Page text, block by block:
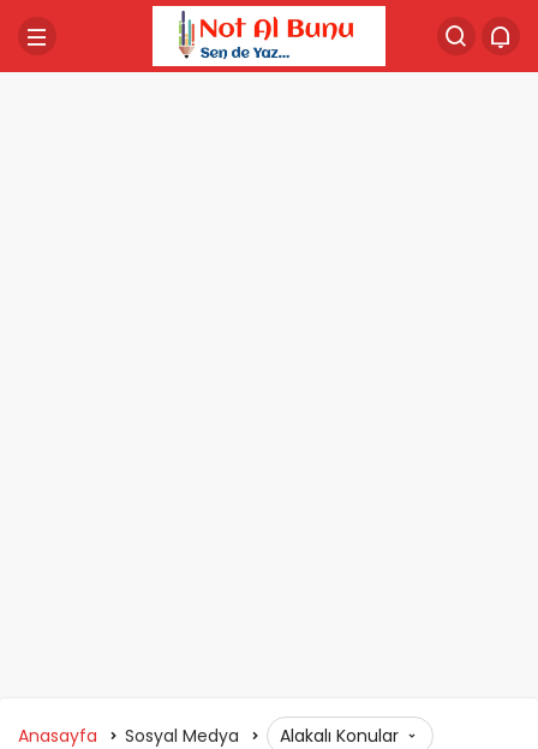
Anasayfa Sosyal Medya Alakalı Konular